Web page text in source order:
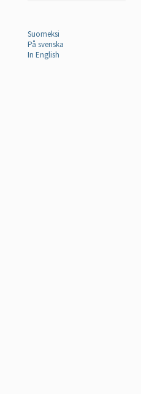
Suomeksi
På svenska
In English